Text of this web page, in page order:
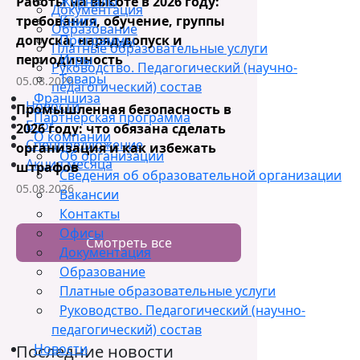
Документация
Образование
Платные образовательные услуги
Руководство. Педагогический (научно-
педагогический) состав
Новости
Блог
Спецпредложение
Акция месяца
Книги
Программы
Игры
Товары
Франшиза
Партнерская программа
О компании
Об организации
Сведения об образовательной организации
Вакансии
Контакты
Офисы
Документация
Образование
Платные образовательные услуги
Руководство. Педагогический (научно-
педагогический) состав
Новости
требования, обучение, группы
допуска, наряд-допуск и
периодичность
05.08.2026
Промышленная безопасность в
2026 году: что обязана сделать
организация и как избежать
штрафов
05.08.2026
Смотреть все
Последние новости